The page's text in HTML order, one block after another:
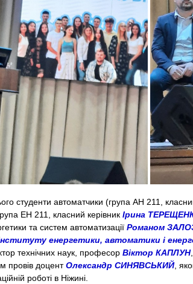
студенти автоматчики (група АН 211,
ЕН 211, класний керівник Ірина
та систем автоматизації Романом
енергетики, автоматики і
технічних наук, професор Віктор КАПЛУН
провів доцентОлександр СИНЯВСЬКИЙ,
роботі в Ніжині.